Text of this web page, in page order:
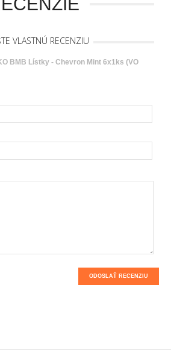
VLASTNÚ RECENZIU
BMB Lístky - Chevron Mint 6x1ks (VO
ODOSLAŤ RECENZIU